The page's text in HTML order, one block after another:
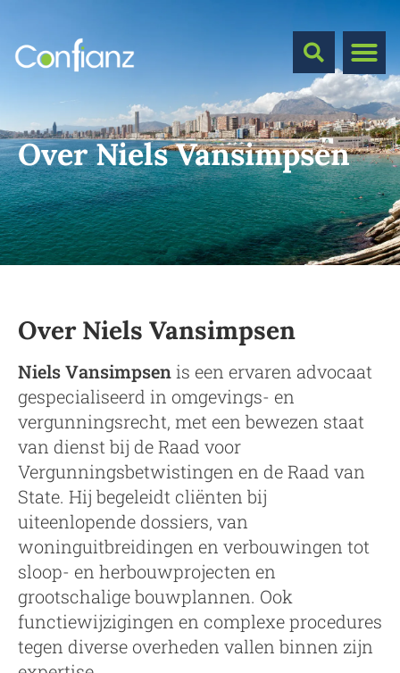
Over Niels Vansimpsen
Over Niels Vansimpsen
Niels Vansimpsenis een ervaren advocaat
gespecialiseerd in omgevings- en
vergunningsrecht, met een bewezen staat
van dienst bij de Raad voor
Vergunningsbetwistingen en de Raad van
State. Hij begeleidt cliënten bij
uiteenlopende dossiers, van
woninguitbreidingen en verbouwingen tot
sloop- en herbouwprojecten en
grootschalige bouwplannen. Ook
functiewijzigingen en complexe procedures
tegen diverse overheden vallen binnen zijn